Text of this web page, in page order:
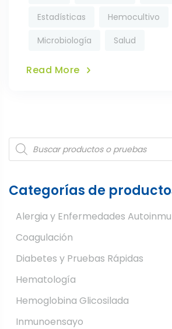
Estadísticas
Hemocultivo
Microbiología
Salud
Read More
Products
search
Categorías de
Alergia y Enfermedades
Coagulación
Diabetes y Pruebas Rápidas
Hematología
Hemoglobina Glicosilada
Inmunoensayo